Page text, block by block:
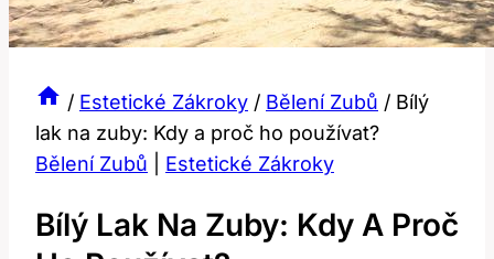
/ Estetické Zákroky / Bělení Zubů / Bílý
lak na zuby: Kdy a proč ho používat?
Bělení Zubů
Estetické Zákroky
Bílý Lak Na Zuby: Kdy A Proč